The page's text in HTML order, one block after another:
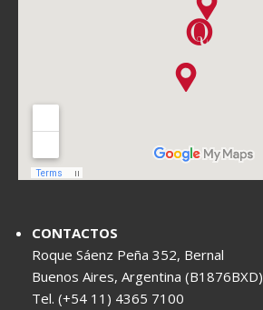
CONTACTOS
Roque Sáenz Peña 352, Bernal
Buenos Aires, Argentina (B1876BXD)
Tel. (+54 11) 4365 7100